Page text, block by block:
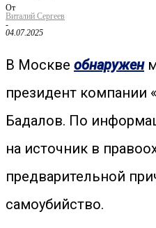
От
Виталий Сергеев
-
04.07.2025
В Москве обнаружен
президент компании
Бадалов. По
на источник в
предварительной
самоубийство.